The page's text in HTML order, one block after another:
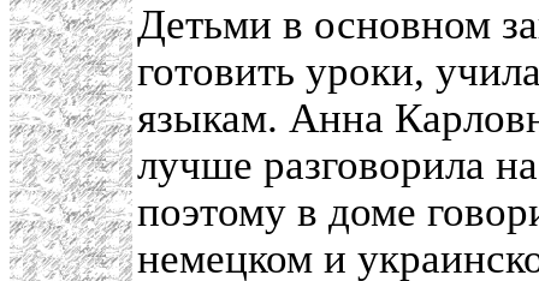
Детьми в основном
готовить уроки,
языкам. Анна
лучше разговорила
поэтому в доме
немецком и